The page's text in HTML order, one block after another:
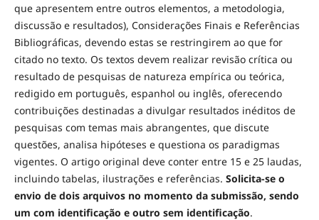
que apresentem entre outros elementos, a metodologia,
discussão e resultados), Considerações Finais e Referências
Bibliográficas, devendo estas se restringirem ao que for
citado no texto. Os textos devem realizar revisão crítica ou
resultado de pesquisas de natureza empírica ou teórica,
redigido em português, espanhol ou inglês, oferecendo
contribuições destinadas a divulgar resultados inéditos de
pesquisas com temas mais abrangentes, que discute
questões, analisa hipóteses e questiona os paradigmas
vigentes. O artigo original deve conter entre 15 e 25 laudas,
incluindo tabelas, ilustrações e referências. Solicita-se o
envio de dois arquivos no momento da submissão, sendo
um com identificação e outro sem identificação.